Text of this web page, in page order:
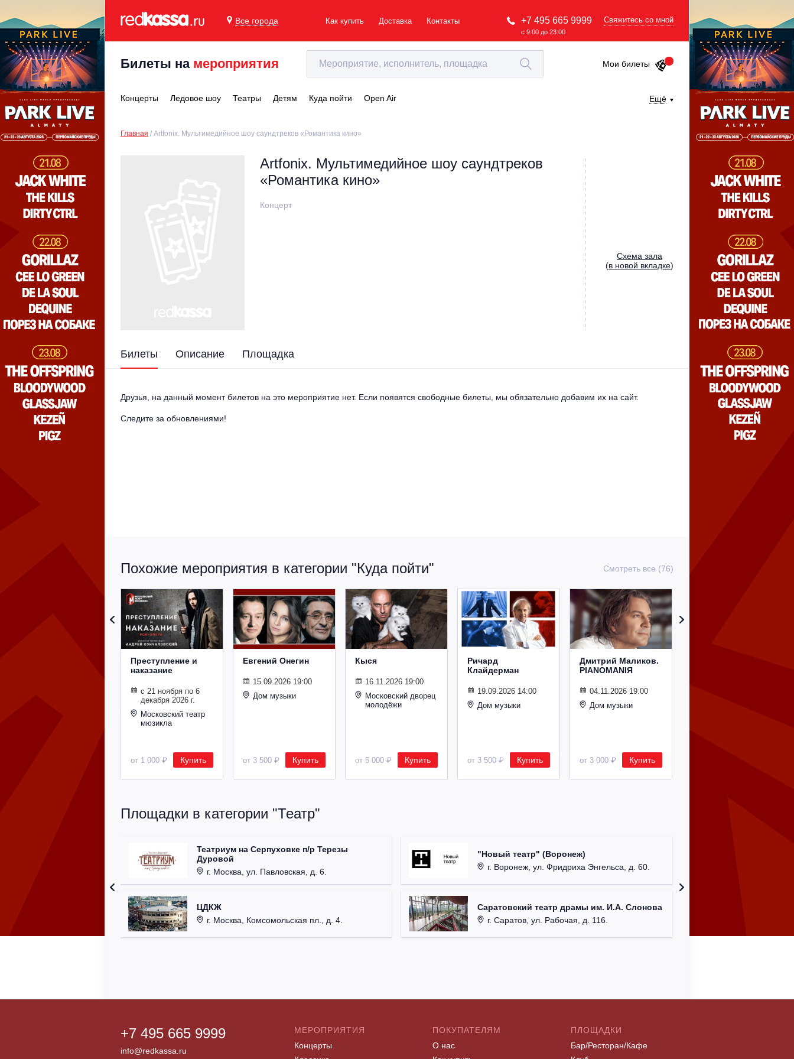
Все города Как купить Доставка Контакты +7 495 665 9999
с 9:00 до 23:00
Свяжитесь со мной
Билеты на мероприятия Мои билеты
Концерты Ледовое шоу Театры Детям Куда пойти Open Air Ещё
Главная Artfonix. Мультимедийное шоу саундтреков «Романтика кино»
Artfonix. Мультимедийное шоу саундтреков
«Романтика кино»
Концерт
Cхема зала
(в новой вкладке)
Билеты Описание Площадка
Друзья, на данный момент билетов на это мероприятие нет. Если появятся свободные билеты, мы обязательно добавим их на сайт.
Следите за обновлениями!
Похожие мероприятия в категории "Куда пойти" Смотреть все (76)
Преступление и
наказание
с 21 ноября по 6
декабря 2026 г.
Московский театр
мюзикла
от 1 000 ₽ Купить
Евгений Онегин
15.09.2026 19:00
Дом музыки
от 3 500 ₽ Купить
Кыся
16.11.2026 19:00
Московский дворец
молодёжи
от 5 000 ₽ Купить
Ричард
Клайдерман
19.09.2026 14:00
Дом музыки
от 3 500 ₽ Купить
Дмитрий Маликов.
PIANOMANIЯ
04.11.2026 19:00
Дом музыки
от 3 000 ₽ Купить
Площадки в категории "Театр"
Театриум на Серпуховке п/р Терезы
Дуровой
г. Москва, ул. Павловская, д. 6.
ЦДКЖ
г. Москва, Комсомольская пл., д. 4.
"Новый театр" (Воронеж)
г. Воронеж, ул. Фридриха Энгельса, д. 60.
Саратовский театр драмы им. И.А. Слонова
г. Саратов, ул. Рабочая, д. 116.
+7 495 665 9999
info@redkassa.ru
МЕРОПРИЯТИЯ
Концерты
ПОКУПАТЕЛЯМ
О нас
ПЛОЩАДКИ
Бар/Ресторан/Кафе